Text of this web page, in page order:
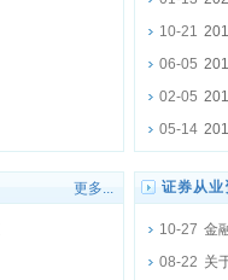
10-21
06-05
02-05
05-14
更多... 证券从
10-27 金
08-22 关